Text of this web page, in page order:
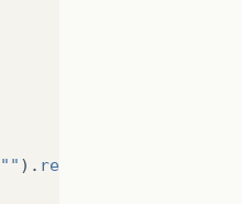
"" ). replace